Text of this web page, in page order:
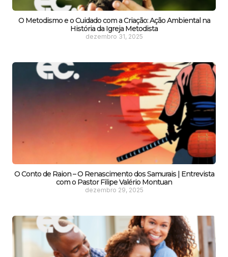
O Metodismo e o Cuidado com a Criação: Ação Ambiental na
História da Igreja Metodista
dezembro 31, 2025
O Conto de Raion – O Renascimento dos Samurais | Entrevista
com o Pastor Filipe Valério Montuan
dezembro 29, 2025